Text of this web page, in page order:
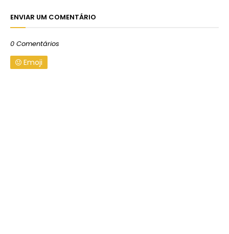
ENVIAR UM COMENTÁRIO
0 Comentários
Emoji